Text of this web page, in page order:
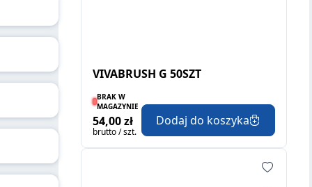
VIVABRUSH G 50SZT
BRAK W
MAGAZYNIE
54,00 zł
brutto / szt.
Dodaj do koszyka